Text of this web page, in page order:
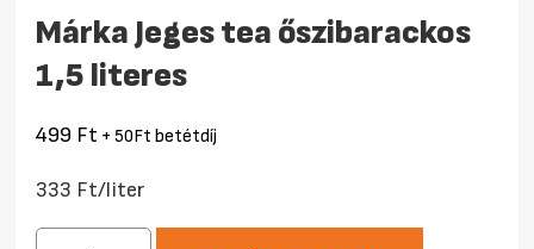
Márka Jeges tea őszibarackos
1,5 literes
499 Ft + 50Ft betétdíj
333 Ft/liter